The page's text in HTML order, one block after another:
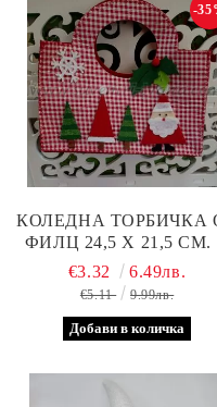
КОЛЕДНА ТОРБИЧКА
ФИЛЦ 24,5 Х 21,5 СМ. С
РЪЧНА ДЕКОРАЦИЯ
-
€3.32 6.49лв.
€5.11 9.99лв.